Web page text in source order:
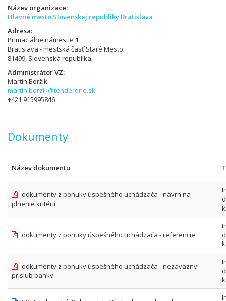
Název organizace
Hlavné mesto Slovenskej republiky Bratislava
Adresa
Primaciálne námestie 1
Bratislava - mestská časť Staré Mesto
81499, Slovenská republika
Administrátor VZ
Martin Boržík
martin.borzik@tenderone.sk
+421 915995846
Dokumenty
Název dokumentu
dokumenty z ponuky úspešného uchádzača - návrh na
plnenie kritérií
dokumenty z ponuky úspešného uchádzača - referencie
dokumenty z ponuky úspešného uchádzača - nezavazny
prislub banky